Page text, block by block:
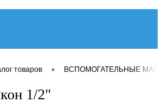
товаров • ВСПОМОГАТЕЛЬНЫЕ
1/2"